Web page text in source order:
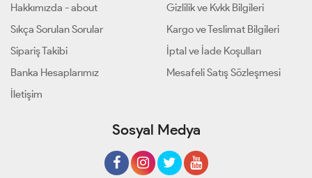
Hakkımızda - about
Sıkça Sorulan Sorular
Sipariş Takibi
Banka Hesaplarımız
İletişim
Gizlilik ve Kvkk Bilgileri
Kargo ve Teslimat Bilgileri
İptal ve İade Koşulları
Mesafeli Satış Sözleşmesi
Sosyal Medya